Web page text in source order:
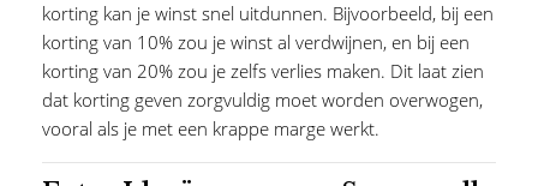
korting kan je winst snel uitdunnen. Bijvoorbeeld, bij een
korting van 10% zou je winst al verdwijnen, en bij een
korting van 20% zou je zelfs verlies maken. Dit laat zien
dat korting geven zorgvuldig moet worden overwogen,
vooral als je met een krappe marge werkt.